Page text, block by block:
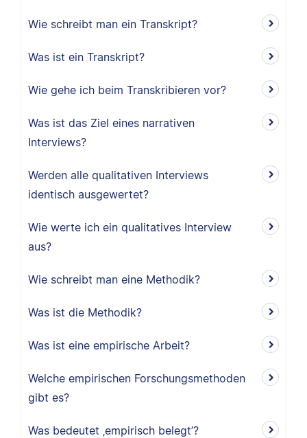
Wie schreibt man ein Transkript?
Was ist ein Transkript?
Wie gehe ich beim Transkribieren vor?
Was ist das Ziel eines narrativen
Interviews?
Werden alle qualitativen Interviews
identisch ausgewertet?
Wie werte ich ein qualitatives Interview
aus?
Wie schreibt man eine Methodik?
Was ist die Methodik?
Was ist eine empirische Arbeit?
Welche empirischen Forschungsmethoden
gibt es?
Was bedeutet ‚empirisch belegt’?